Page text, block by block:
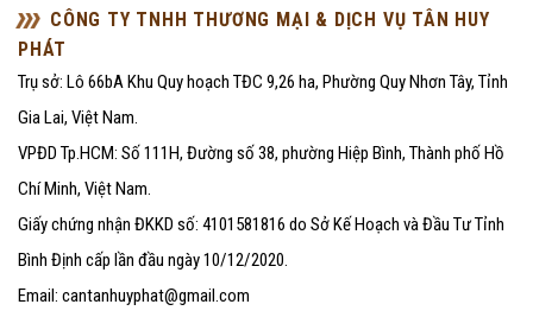
CÔNG TY TNHH THƯƠNG MẠI & DỊCH VỤ TÂN HUY
PHÁT
Trụ sở: Lô 66bA Khu Quy hoạch TĐC 9,26 ha, Phường Quy Nhơn Tây, Tỉnh
Gia Lai, Việt Nam.
VPĐD Tp.HCM: Số 111H, Đường số 38, phường Hiệp Bình, Thành phố Hồ
Chí Minh, Việt Nam.
Giấy chứng nhận ĐKKD số: 4101581816 do Sở Kế Hoạch và Đầu Tư Tỉnh
Bình Định cấp lần đầu ngày 10/12/2020.
Email: cantanhuyphat@gmail.com